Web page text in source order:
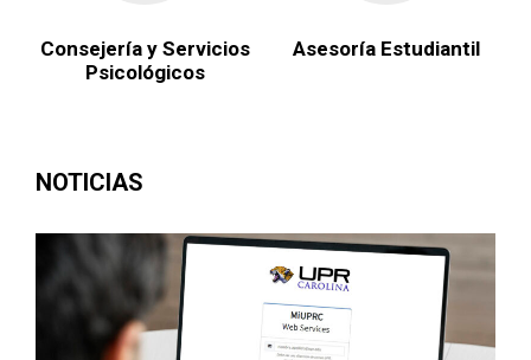
Consejería y Servicios
Psicológicos
Asesoría Estudiantil
NOTICIAS